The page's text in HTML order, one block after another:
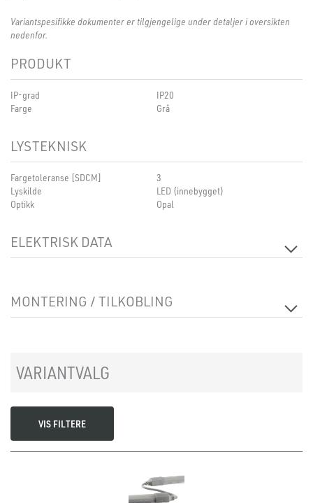
Variantspesifikke dokumenter er tilgjengelige under detaljer i oversikten
nedenfor.
PRODUKT
IP-grad
IP20
Farge
Grå
LYSTEKNISK
Fargetoleranse [SDCM]
3
Lyskilde
LED (innebygget)
Optikk
Opal
ELEKTRISK DATA
Isolasjonsklasse
2
MONTERING / TILKOBLING
VARIANTVALG
VIS FILTERE